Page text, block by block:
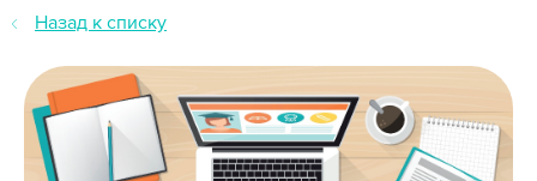
Назад к списку